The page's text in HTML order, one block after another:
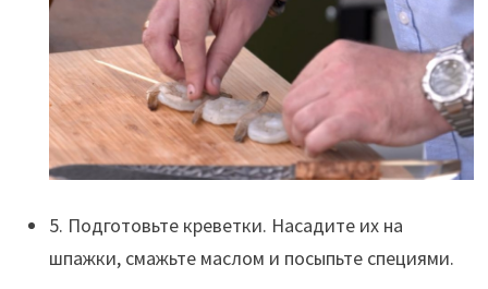
5. Подготовьте креветки. Насадите их на
шпажки, смажьте маслом и посыпьте специями.